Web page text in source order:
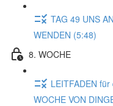
TAG 49 UNS
WENDEN (5:48)
8. WOCHE
LEITFADEN
WOCHE VON